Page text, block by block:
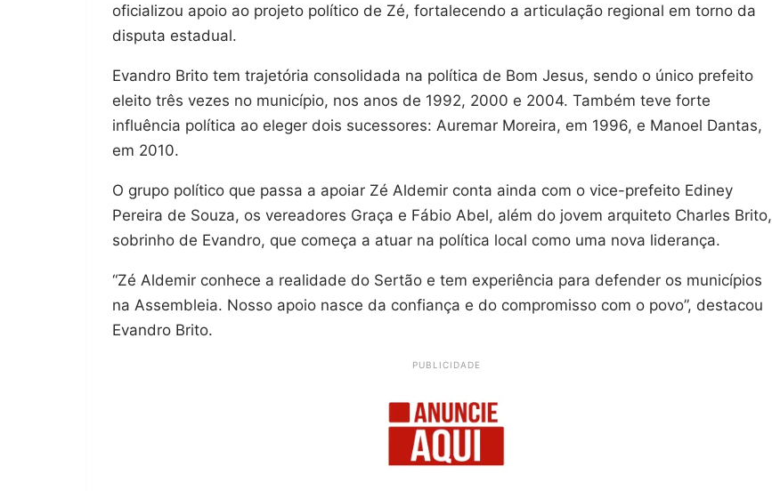
oficializou apoio ao projeto político de Zé, fortalecendo a articulação regional em torno da
disputa estadual.
Evandro Brito tem trajetória consolidada na política de Bom Jesus, sendo o único prefeito
eleito três vezes no município, nos anos de 1992, 2000 e 2004. Também teve forte
influência política ao eleger dois sucessores: Auremar Moreira, em 1996, e Manoel Dantas,
em 2010.
O grupo político que passa a apoiar Zé Aldemir conta ainda com o vice-prefeito Ediney
Pereira de Souza, os vereadores Graça e Fábio Abel, além do jovem arquiteto Charles Brito,
sobrinho de Evandro, que começa a atuar na política local como uma nova liderança.
“Zé Aldemir conhece a realidade do Sertão e tem experiência para defender os municípios
na Assembleia. Nosso apoio nasce da confiança e do compromisso com o povo”, destacou
Evandro Brito.
PUBLICIDADE